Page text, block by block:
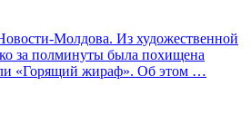
Молдова. Из художественной
за полминуты была похищена
«Горящий жираф». Об этом …